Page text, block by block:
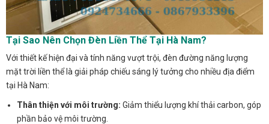
Tại Sao Nên Chọn Đèn Liền Thể Tại Hà Nam?
Với thiết kế hiện đại và tính năng vượt trội, đèn đường năng lượng
mặt trời liền thể là giải pháp chiếu sáng lý tưởng cho nhiều địa điểm
tại Hà Nam:
Thân thiện với môi trường: Giảm thiểu lượng khí thải carbon, góp
phần bảo vệ môi trường.